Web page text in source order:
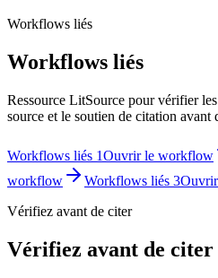
Workflows liés
Workflows liés
Ressource LitSource pour vérifier
source et le soutien de citation
Workflows liés 1Ouvrir le workflow
workflow
Workflows liés 3
Vérifiez avant de citer
Vérifiez avant de citer